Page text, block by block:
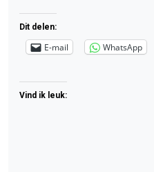
Dit delen:
E-mail WhatsApp
Vind ik leuk: